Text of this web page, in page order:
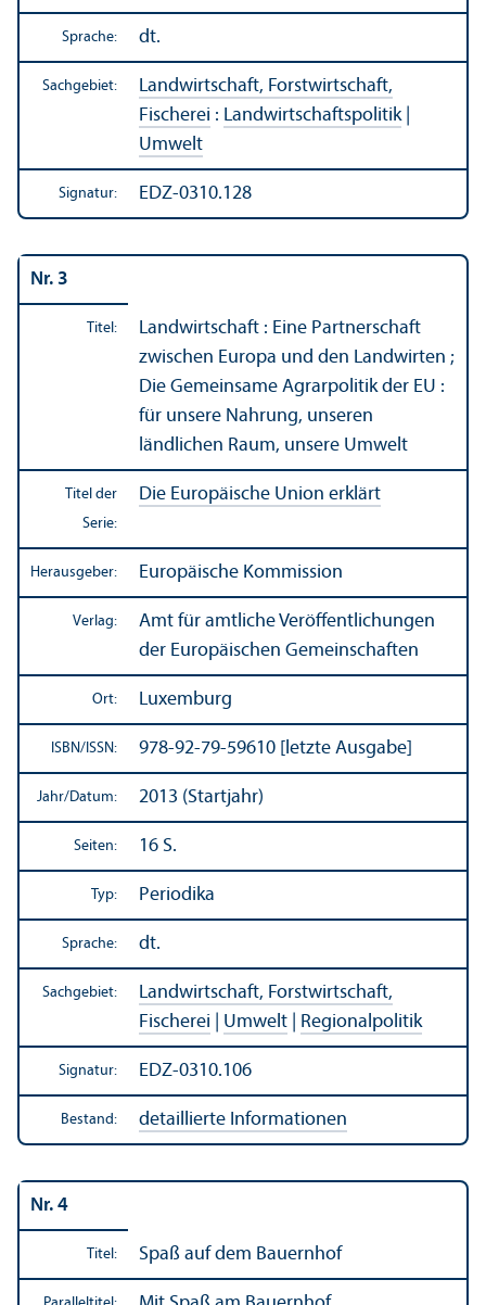
Sprache: dt.
Sachgebiet:
Landwirtschaft, Forstwirtschaft,
Fischerei : Landwirtschafts­politik|
Umwelt
Signatur: EDZ-0310.128
Nr. 3
Titel:
Landwirtschaft : Eine Partner­schaft
zwischen Europa und den Landwirten ;
Die Gemeinsame Agrarpolitik der EU :
für unsere Nahrung, unseren
ländlichen Raum, unsere Umwelt
Titel der
Serie:
Die Europäische Union erklärt
Herausgeber: Europäische Kommission
Verlag:
Amt für amtliche Veröffentlichungen
der Europäischen Gemeinschaften
Ort: Luxemburg
ISBN/ ISSN: 978-92-79-59610 [letzte Ausgabe]
Jahr/Datum: 2013 (Startjahr)
Seiten: 16 S.
Typ: Periodika
Sprache: dt.
Sachgebiet:
Landwirtschaft, Forstwirtschaft,
Fischerei
Umwelt Regionalpolitik
Signatur: EDZ-0310.106
Bestand: detaillierte Informationen
Nr. 4
Titel: Spaß auf dem Bauernhof